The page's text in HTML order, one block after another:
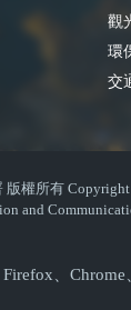
觀
環
交
權所有
and
、